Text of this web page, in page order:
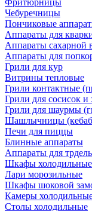
Фритюрницы
Чебуречницы
Пончиковые
Аппараты для
Аппараты сахарной
Аппараты для
Грили для кур
Витрины тепловые
Грили контактные
Грили для сосисок и
Грили для шаурмы
Шашлычницы
Печи для пиццы
Блинные аппараты
Аппараты для
Шкафы холодильные
Лари морозильные
Шкафы шоковой
Камеры
Столы холодильные